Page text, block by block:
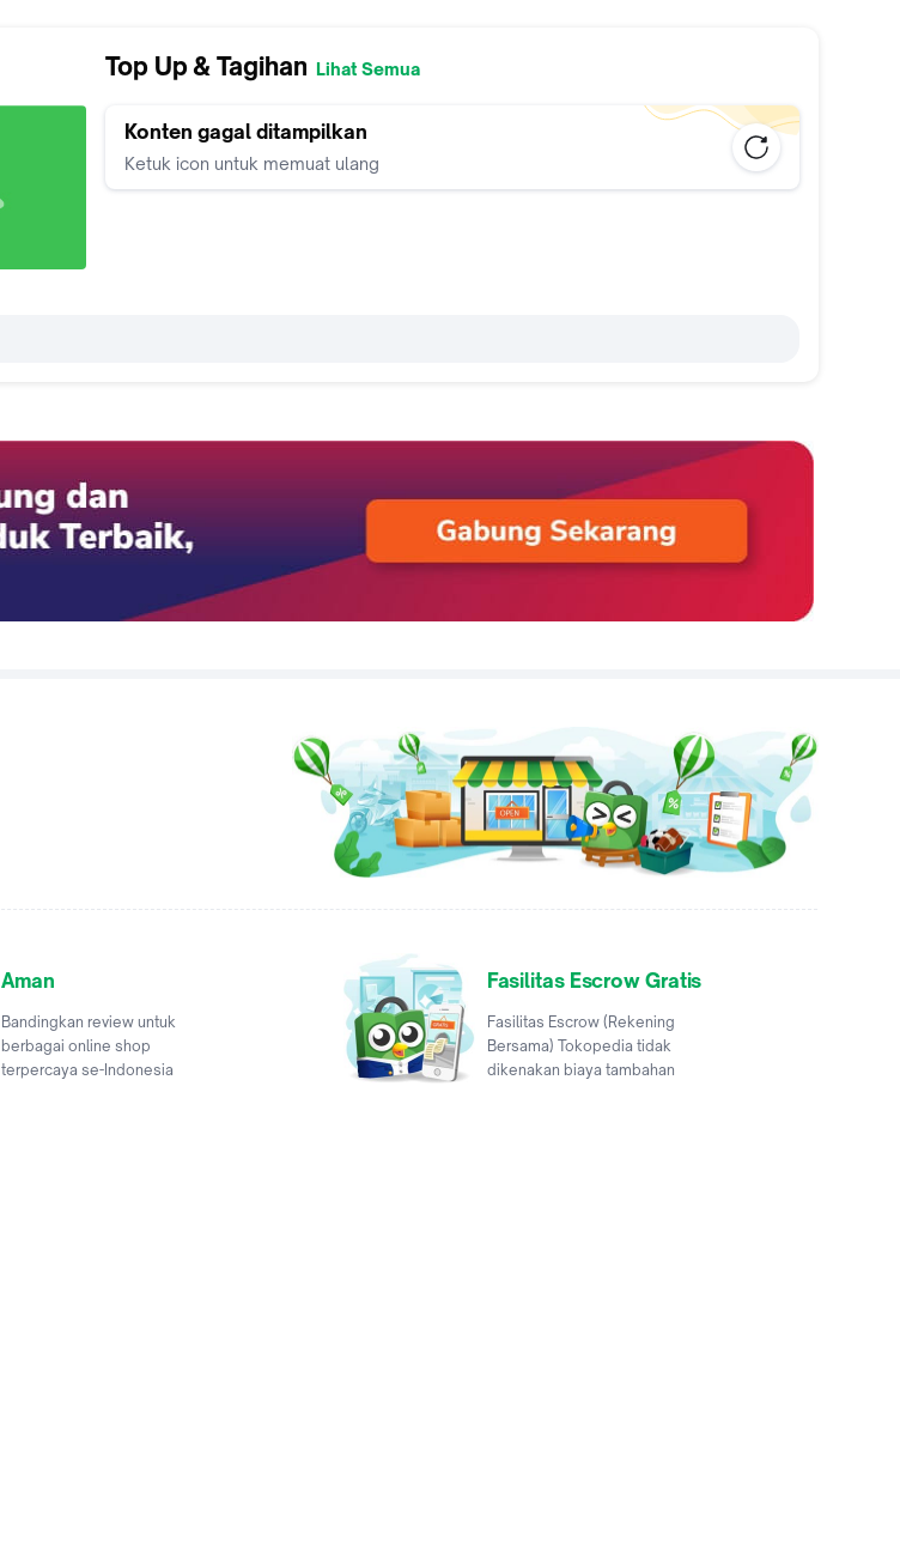
Top Up & Tagihan Lihat Semua
Konten gagal ditampilkan
Ketuk icon untuk memuat ulang
Aman
Bandingkan review untuk
berbagai online shop
terpercaya se-Indonesia
Fasilitas Escrow Gratis
Fasilitas Escrow (Rekening
Bersama) Tokopedia tidak
dikenakan biaya tambahan